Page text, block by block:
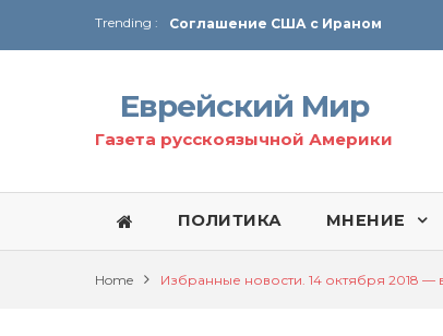
Trending :
Соглашение США с Ираном
Технология Революции в Иране
От Ирана до Ливана и Газы
Еврейский Мир
Газета русскоязычной Америки
ПОЛИТИКА МНЕНИЕ
Home Избранные новости. 14 октября 2018